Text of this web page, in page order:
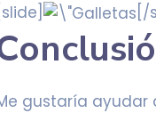
[slide]
gustaría ayudar